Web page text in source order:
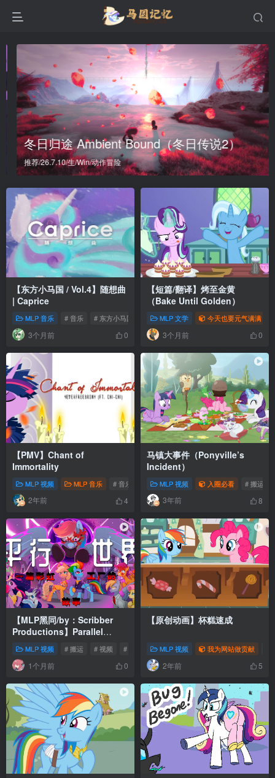
冬日归途 Ambient Bound（冬日传说2）
推荐/26.7.10/生/Win/动作冒险
【东方小马国 / Vol.4】随想曲
| Caprice
MLP 音乐 # 音乐 # 东方小马国 # Eastquestria
3个月前 0
【短篇/翻译】烤至金黄
（Bake Until Golden）
MLP 文学 今天也要元气满满
3个月前 0
【PMV】Chant of
Immortality
MLP 视频 MLP 音乐 # 音乐 # PMV # 2014
2年前 4
马镇大事件（Ponyville’s
Incident）
MLP 视频 入圈必看 # 搬运
3年前 8
【MLP黑同/by：Scribber
Productions】Parallel
Worlds：A Rainbow
Factory Story
MLP 视频 # 搬运 # 视频 # 同人
1个月前 0
【原创动画】杯糕速成
MLP 视频 我为网站做贡献
2年前 5